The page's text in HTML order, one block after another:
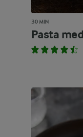
30 MIN
Pasta